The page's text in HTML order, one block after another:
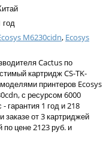
год
M6230cidn, Ecosys
Cactus по
картридж CS-TK-
принтеров Ecosys
с ресурсом 6000
гарантия 1 год и 218
от 3 картриджей
по цене 2123 руб. и